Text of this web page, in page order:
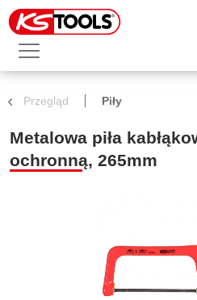
Przegląd Piły
Metalowa piła
ochronną, 265mm